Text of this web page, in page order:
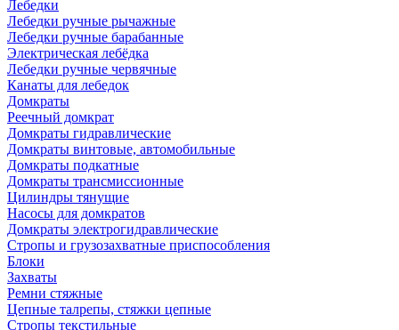
Лебедки
Лебедки ручные рычажные
Лебедки ручные барабанные
Электрическая лебёдка
Лебедки ручные червячные
Канаты для лебедок
Домкраты
Реечный домкрат
Домкраты гидравлические
Домкраты винтовые, автомобильные
Домкраты подкатные
Домкраты трансмиссионные
Цилиндры тянущие
Насосы для домкратов
Домкраты электрогидравлические
Стропы и грузозахватные приспособления
Блоки
Захваты
Ремни стяжные
Цепные талрепы, стяжки цепные
Стропы текстильные